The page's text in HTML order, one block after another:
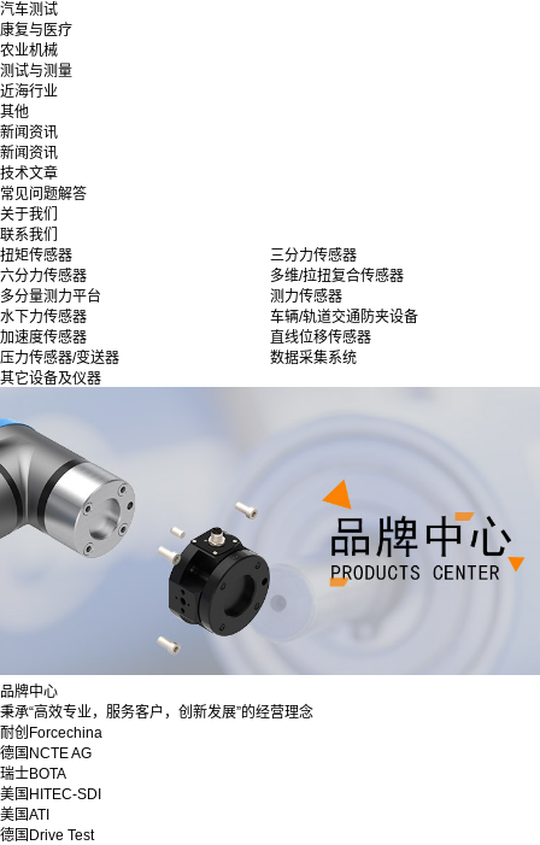
汽车测试
康复与医疗
农业机械
测试与测量
近海行业
其他
新闻资讯
新闻资讯
技术文章
常见问题解答
关于我们
联系我们
扭矩传感器
三分力传感器
六分力传感器
多维/拉扭复合传感器
多分量测力平台
测力传感器
水下力传感器
车辆/轨道交通防夹设备
加速度传感器
直线位移传感器
压力传感器/变送器
数据采集系统
其它设备及仪器
品牌中心
秉承“高效专业，服务客户，创新发展”的经营理念
耐创Forcechina
德国NCTE AG
瑞士BOTA
美国HITEC-SDI
美国ATI
德国Drive Test